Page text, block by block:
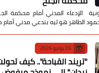
الإدعاء المدني أمام محكمة
الطاهر هو ليه بندعي مدني
25 يوليو 2026
​"تريند القباحة".. كيف